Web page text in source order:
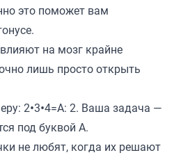
это поможет вам
на мозг крайне
лишь просто открыть
2•3•4=А: 2. Ваша задача —
под буквой А.
не любят, когда их решают